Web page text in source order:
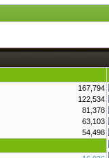
167,794
122,534
81,378
63,103
54,498